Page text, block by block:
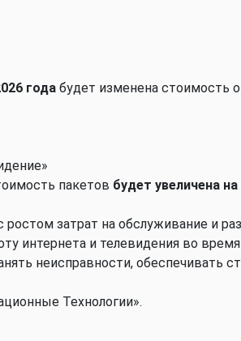
года будет изменена стоимость
пакетов будет увеличена на
затрат на обслуживание и
интернета и телевидения во
неисправности, обеспечивать
Технологии».